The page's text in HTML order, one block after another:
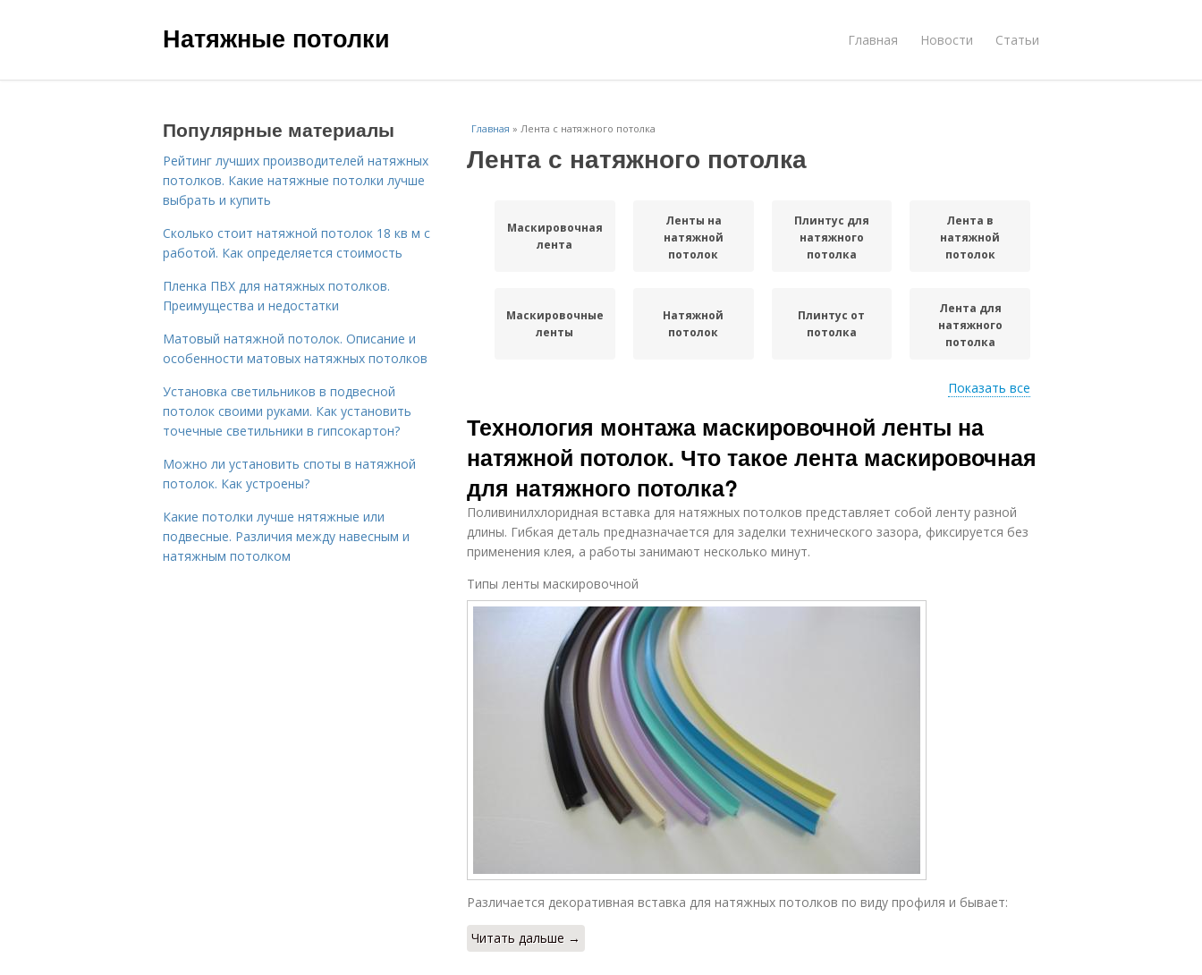
Натяжные потолки Главная Новости Статьи
Главная » Лента с натяжного потолка
Лента с натяжного потолка
Маскировочная
лента
Ленты на
натяжной
потолок
Плинтус для
натяжного
потолка
Лента в
натяжной
потолок
Маскировочные
ленты
Натяжной
потолок
Плинтус от
потолка
Лента для
натяжного
потолка
ленту
Показать все
Технология монтажа маскировочной ленты на
натяжной потолок. Что такое лента маскировочная
для натяжного потолка?
Поливинилхлоридная вставка для натяжных потолков представляет собой ленту разной
длины. Гибкая деталь предназначается для заделки технического зазора, фиксируется без
применения клея, а работы занимают несколько минут.
Типы ленты маскировочной
Различается декоративная вставка для натяжных потолков по виду профиля и бывает:
Читать дальше →
Популярные материалы
Рейтинг лучших производителей натяжных
потолков. Какие натяжные потолки лучше
выбрать и купить
Сколько стоит натяжной потолок 18 кв м с
работой. Как определяется стоимость
Пленка ПВХ для натяжных потолков.
Преимущества и недостатки
Матовый натяжной потолок. Описание и
особенности матовых натяжных потолков
Установка светильников в подвесной
потолок своими руками. Как установить
точечные светильники в гипсокартон?
Можно ли установить споты в натяжной
потолок. Как устроены?
Какие потолки лучше нятяжные или
подвесные. Различия между навесным и
натяжным потолком